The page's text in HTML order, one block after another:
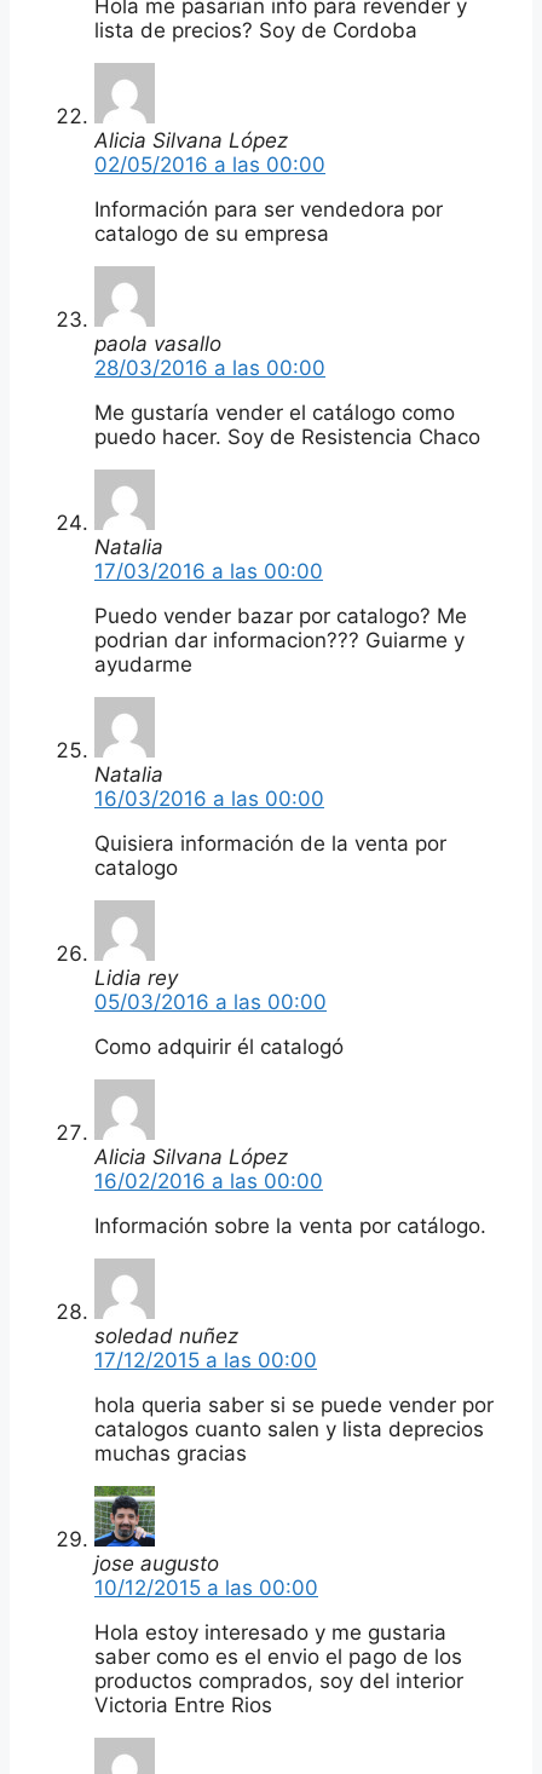
Hola me pasarian info para revender y
lista de precios? Soy de Cordoba
Alicia Silvana López
02/05/2016 a las 00:00
Información para ser vendedora por
catalogo de su empresa
paola vasallo
28/03/2016 a las 00:00
Me gustaría vender el catálogo como
puedo hacer. Soy de Resistencia Chaco
Natalia
17/03/2016 a las 00:00
Puedo vender bazar por catalogo? Me
podrian dar informacion??? Guiarme y
ayudarme
Natalia
16/03/2016 a las 00:00
Quisiera información de la venta por
catalogo
Lidia rey
05/03/2016 a las 00:00
Como adquirir él catalogó
Alicia Silvana López
16/02/2016 a las 00:00
Información sobre la venta por catálogo.
soledad nuñez
17/12/2015 a las 00:00
hola queria saber si se puede vender por
catalogos cuanto salen y lista deprecios
muchas gracias
jose augusto
10/12/2015 a las 00:00
Hola estoy interesado y me gustaria
saber como es el envio el pago de los
productos comprados, soy del interior
Victoria Entre Rios